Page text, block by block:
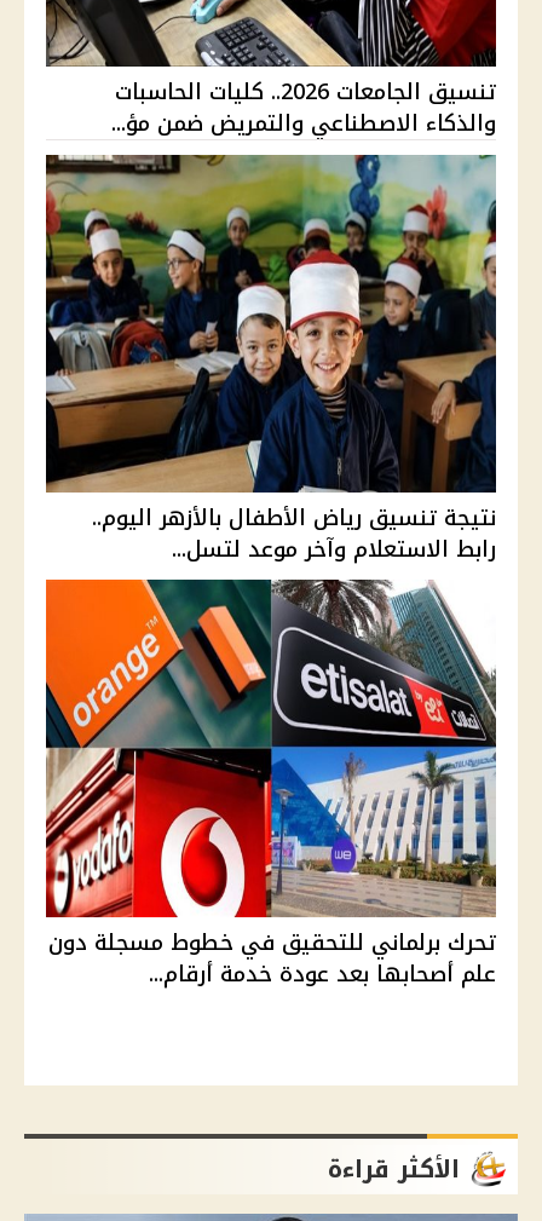
تنسيق الجامعات 2026.. كليات الحاسبات
والذكاء الاصطناعي والتمريض ضمن مؤ...
نتيجة تنسيق رياض الأطفال بالأزهر اليوم..
رابط الاستعلام وآخر موعد لتسل...
تحرك برلماني للتحقيق في خطوط مسجلة دون
علم أصحابها بعد عودة خدمة أرقام...
الأكثر قراءة